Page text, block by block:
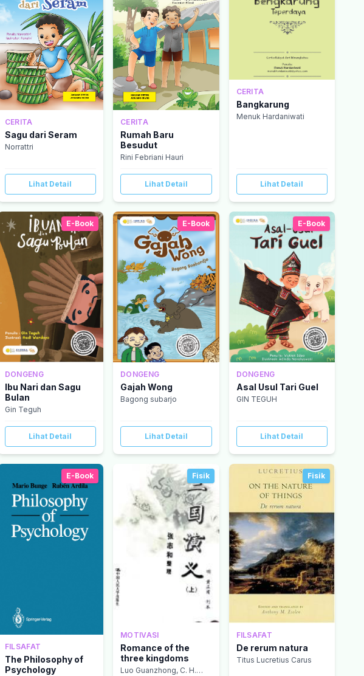
CERITA
Sagu dari Seram
Norrattri
Lihat Detail
CERITA
Rumah Baru
Besudut
Rini Febriani Hauri
Lihat Detail
CERITA
Bangkarung
Menuk Hardaniwati
Lihat Detail
E-Book
DONGENG
Ibu Nari dan Sagu
Bulan
Gin Teguh
Lihat Detail
E-Book
DONGENG
Gajah Wong
Bagong subarjo
Lihat Detail
E-Book
DONGENG
Asal Usul Tari Guel
GIN TEGUH
Lihat Detail
E-Book
FILSAFAT
The Philosophy of
Psychology
Fisik
MOTIVASI
Romance of the
three kingdoms
Luo Guanzhong, C. H.
Fisik
FILSAFAT
De rerum natura
Titus Lucretius Carus